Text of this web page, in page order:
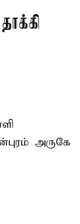
அருகே